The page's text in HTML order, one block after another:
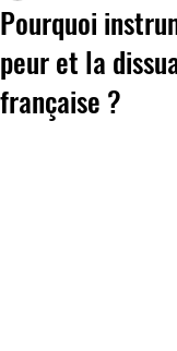
Pourquoi
peur et la
française ?